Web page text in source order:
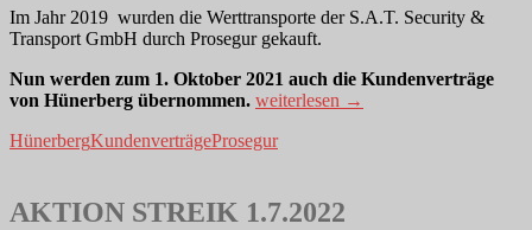
Im Jahr 2019 wurden die Werttransporte der S.A.T. Security &
Transport GmbH durch Prosegur gekauft.
Nun werden zum 1. Oktober 2021 auch die Kundenverträge
von Hünerberg übernommen. Prosegur
Kundenverträge
Hünerberg!
weiterlesen →
HünerbergKundenverträgeProsegur
AKTION STREIK 1.7.2022